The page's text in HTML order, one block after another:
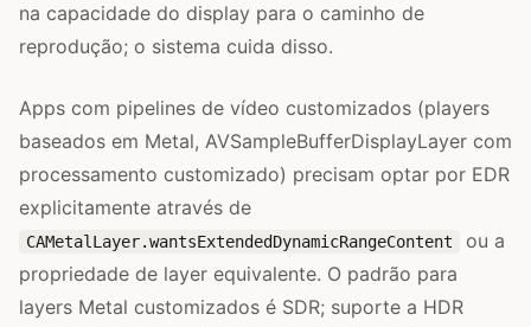
na capacidade do display para o caminho de
reprodução; o sistema cuida disso.
Apps com pipelines de vídeo customizados (players
baseados em Metal, AVSampleBufferDisplayLayer com
processamento customizado) precisam optar por EDR
explicitamente através de
CAMetalLayer.wantsExtendedDynamicRangeContent
ou a
propriedade de layer equivalente. O padrão para
layers Metal customizados é SDR; suporte a HDR